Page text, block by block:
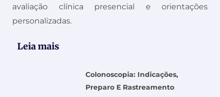
avaliação clínica presencial e orientações
personalizadas.
Leia mais
Colonoscopia: Indicações,
Preparo E Rastreamento